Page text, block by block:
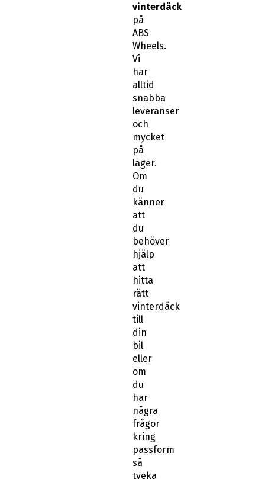
vinterdäck
på
ABS
Wheels.
Vi
har
alltid
snabba
leveranser
och
mycket
på
lager.
Om
du
känner
att
du
behöver
hjälp
att
hitta
rätt
vinterdäck
till
din
bil
eller
om
du
har
några
frågor
kring
passform
så
tveka